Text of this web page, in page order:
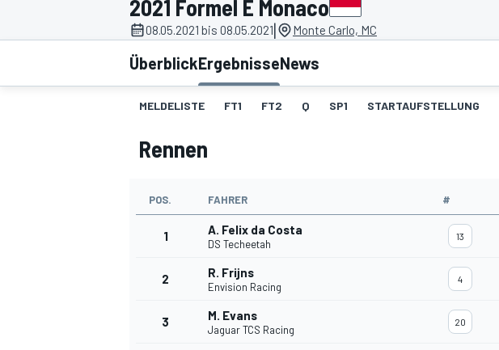
MOTOGP
2021 Formel E Monaco
08.05.2021 bis 08.05.2021| Monte Carlo, MC
ÜberblickErgebnisseNews
MELDELISTE FT1 FT2 Q SP1 STARTAUFSTELLUNG
Rennen
POS. FAHRER #
1 A. Felix da Costa
DS Techeetah
13
2 R. Frijns
Envision Racing
4
3 M. Evans
Jaguar TCS Racing
20